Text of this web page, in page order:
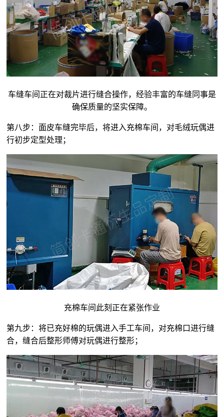
车缝车间正在对裁片进行缝合操作，经验丰富的车缝同事是
确保质量的坚实保障。
第八步：面皮车缝完毕后，将进入充棉车间，对毛绒玩偶进
行初步定型处理；
充棉车间此刻正在紧张作业
第九步：将已充好棉的玩偶进入手工车间，对充棉口进行缝
合，缝合后整形师傅对玩偶进行整形；